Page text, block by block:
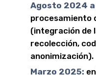
Agosto 2024
procesamiento
(integración de
recolección,
anonimización).
Marzo 2025: